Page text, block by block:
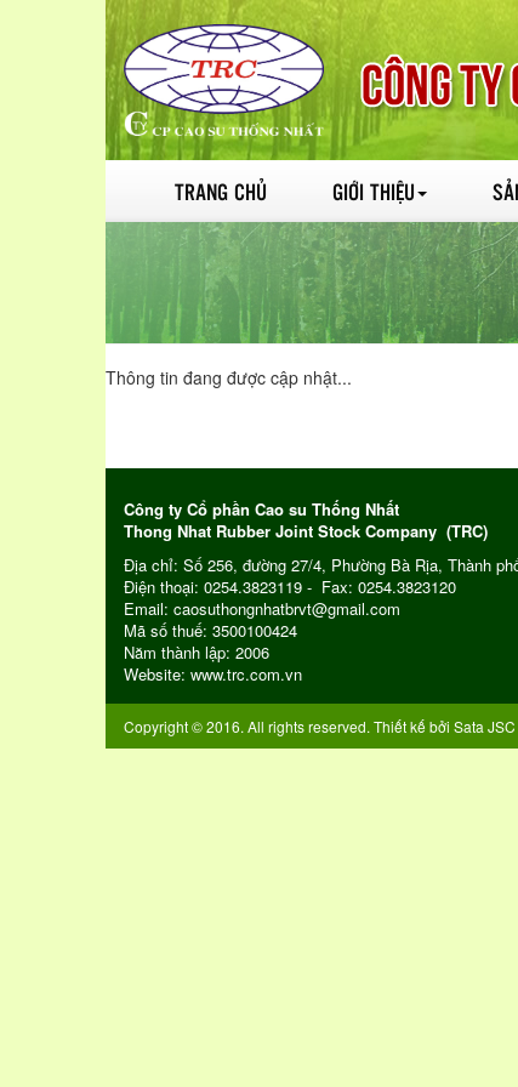
TRANG CHỦ GIỚI THIỆU
Thông tin đang được cập nhật...
Công ty Cổ phần Cao su Thống Nhất
Thong Nhat Rubber Joint Stock Company (TRC)
Địa chỉ: Số 256, đường 27/4, Phường Bà Rịa, Thành
Điện thoại: 0254.3823119 - Fax: 0254.3823120
Email: caosuthongnhatbrvt@gmail.com
Mã số thuế: 3500100424
Năm thành lập: 2006
Website: www.trc.com.vn
Copyright © 2016. All rights reserved. Thiết kế bởi Sata JSC